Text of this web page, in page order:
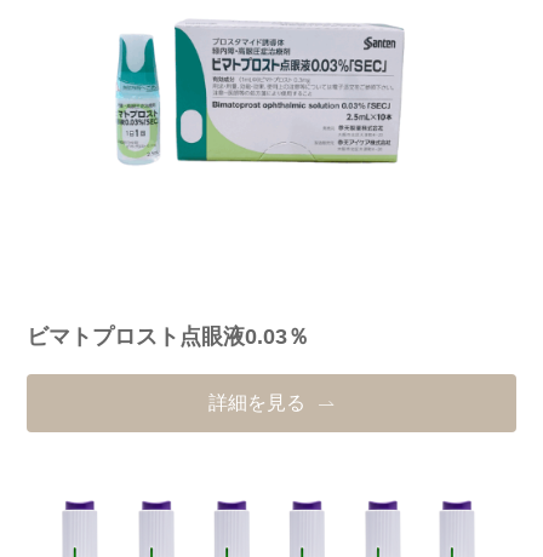
ビマトプロスト点眼液0.03％
詳細を見る